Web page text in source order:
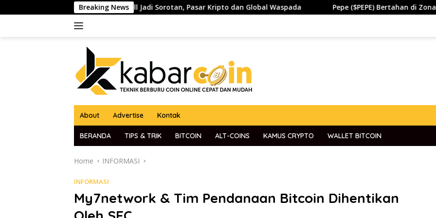
to
Breaking News
Fed Jerome Powell Jadi Sorotan, Pasar Kripto dan Global Waspada Pepe ($PEPE) Bertahan di Zona Penting, Akankah
About Advertise Kontak
BERANDA TIPS & TRIK BITCOIN ALT-COINS KAMUS CRYPTO WALLET BITCOIN
Home INFORMASI
INFORMASI
My7network & Tim Pendanaan Bitcoin Dihentikan